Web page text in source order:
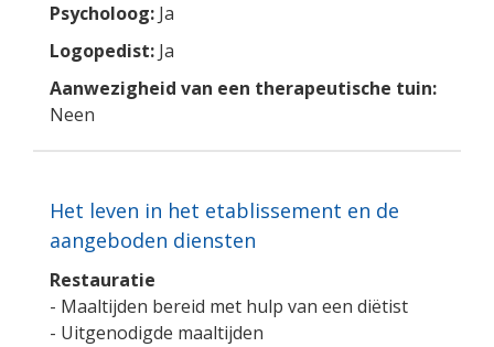
Psycholoog: Ja
Logopedist: Ja
Aanwezigheid van een therapeutische tuin:
Neen
Het leven in het etablissement en de
aangeboden diensten
Restauratie
- Maaltijden bereid met hulp van een diëtist
- Uitgenodigde maaltijden